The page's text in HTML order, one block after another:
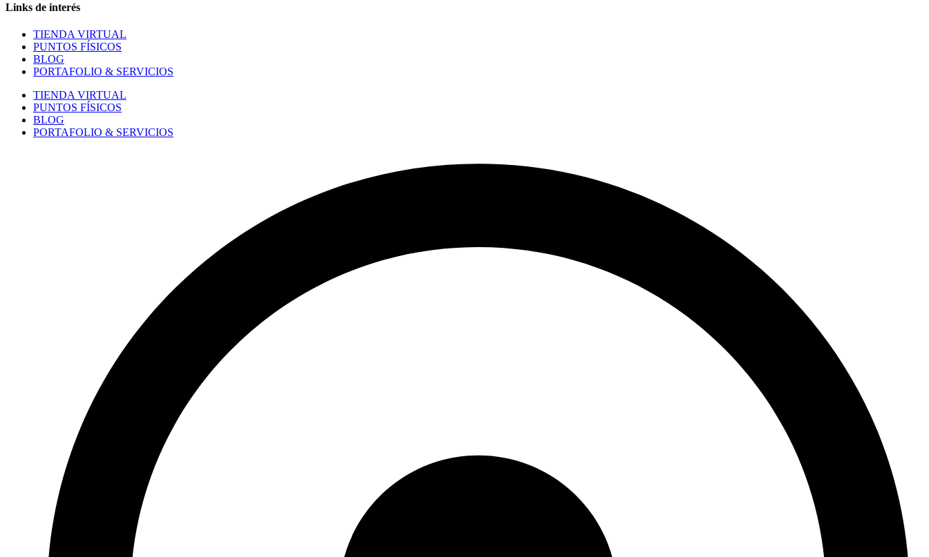
Links de interés
TIENDA VIRTUAL
PUNTOS FÍSICOS
BLOG
PORTAFOLIO & SERVICIOS
TIENDA VIRTUAL
PUNTOS FÍSICOS
BLOG
PORTAFOLIO & SERVICIOS